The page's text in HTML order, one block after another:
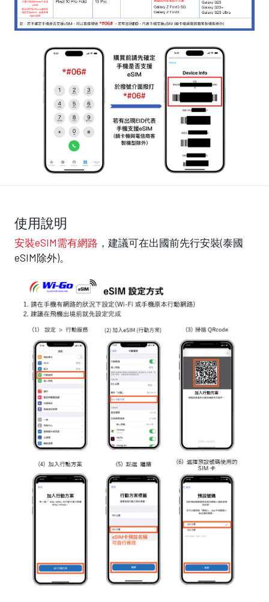
使用說明
安裝eSIM需有網路 ，建議可在出國前先行安裝(泰國
eSIM除外)。